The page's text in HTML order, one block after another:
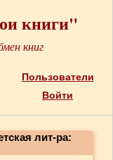
книги"
книг
Пользователи
Войти
лит-ра: